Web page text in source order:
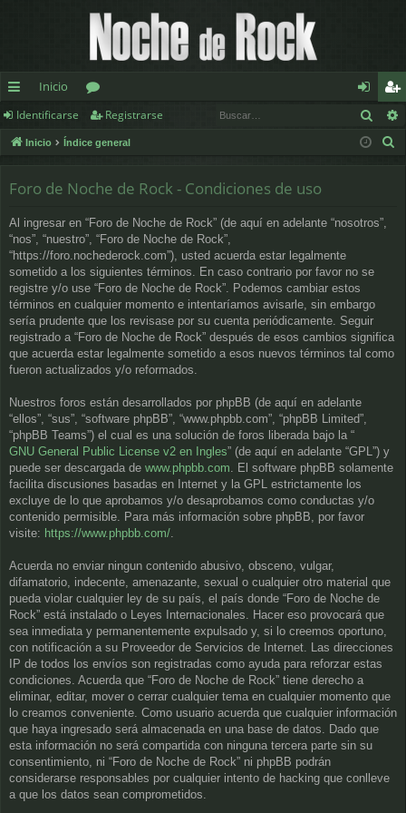
nl
ac
pi
d
os
Inicio
or
os
de
nt
e
eg
ist
Identificarse Registrarse
Inicio Índice general
Foro de Noche de Rock - Condiciones de uso
Al ingresar en “Foro de Noche de Rock” (de aquí en adelante “nosotros”,
“nos”, “nuestro”, “Foro de Noche de Rock”,
“https://foro.nochederock.com”), usted acuerda estar legalmente
sometido a los siguientes términos. En caso contrario por favor no se
registre y/o use “Foro de Noche de Rock”. Podemos cambiar estos
términos en cualquier momento e intentaríamos avisarle, sin embargo
sería prudente que los revisase por su cuenta periódicamente. Seguir
registrado a “Foro de Noche de Rock” después de esos cambios significa
que acuerda estar legalmente sometido a esos nuevos términos tal como
fueron actualizados y/o reformados.
Nuestros foros están desarrollados por phpBB (de aquí en adelante
“ellos”, “sus”, “software phpBB”, “www.phpbb.com”, “phpBB Limited”,
“phpBB Teams”) el cual es una solución de foros liberada bajo la “
GNU General Public License v2 en Ingles” (de aquí en adelante “GPL”) y
puede ser descargada de www.phpbb.com . El software phpBB solamente
facilita discusiones basadas en Internet y la GPL estrictamente los
excluye de lo que aprobamos y/o desaprobamos como conductas y/o
contenido permisible. Para más información sobre phpBB, por favor
visite: https://www.phpbb.com/
Acuerda no enviar ningun contenido abusivo, obsceno, vulgar,
difamatorio, indecente, amenazante, sexual o cualquier otro material que
pueda violar cualquier ley de su país, el país donde “Foro de Noche de
Rock” está instalado o Leyes Internacionales. Hacer eso provocará que
sea inmediata y permanentemente expulsado y, si lo creemos oportuno,
con notificación a su Proveedor de Servicios de Internet. Las direcciones
IP de todos los envíos son registradas como ayuda para reforzar estas
condiciones. Acuerda que “Foro de Noche de Rock” tiene derecho a
eliminar, editar, mover o cerrar cualquier tema en cualquier momento que
lo creamos conveniente. Como usuario acuerda que cualquier información
que haya ingresado será almacenada en una base de datos. Dado que
esta información no será compartida con ninguna tercera parte sin su
consentimiento, ni “Foro de Noche de Rock” ni phpBB podrán
considerarse responsables por cualquier intento de hacking que conlleve
a que los datos sean comprometidos.